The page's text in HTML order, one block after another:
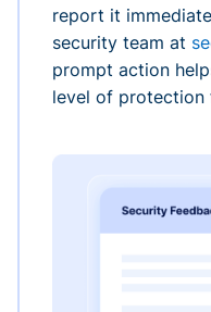
report it
security team at
prompt action
level of protection